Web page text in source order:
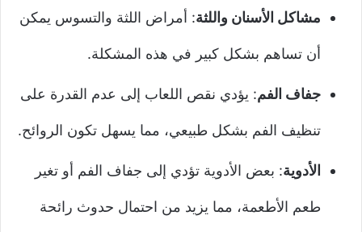
مشاكل الأسنان واللثة: أمراض اللثة والتسوس يمكن
أن تساهم بشكل كبير في هذه المشكلة.
جفاف الفم: يؤدي نقص اللعاب إلى عدم القدرة على
تنظيف الفم بشكل طبيعي، مما يسهل تكون الروائح.
الأدوية: بعض الأدوية تؤدي إلى جفاف الفم أو تغير
طعم الأطعمة، مما يزيد من احتمال حدوث رائحة